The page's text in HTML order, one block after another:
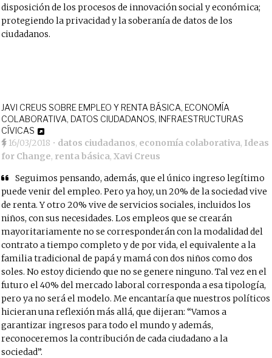
disposición de los procesos de innovación social y económica;
protegiendo la privacidad y la soberanía de datos de los
ciudadanos.
JAVI CREUS SOBRE EMPLEO Y RENTA BÁSICA, ECONOMÍA
COLABORATIVA, DATOS CIUDADANOS, INFRAESTRUCTURAS
CÍVICAS
16/03/2018 • datos ciudadanos, economía colaborativa, Ideas
for Change, renta básica,Xavi Creus
Seguimos pensando, además, que el único ingreso legítimo
puede venir del empleo. Pero ya hoy, un 20% de la sociedad vive
de renta. Y otro 20% vive de servicios sociales, incluidos los
niños, con sus necesidades. Los empleos que se crearán
mayoritariamente no se corresponderán con la modalidad del
contrato a tiempo completo y de por vida, el equivalente a la
familia tradicional de papá y mamá con dos niños como dos
soles. No estoy diciendo que no se genere ninguno. Tal vez en el
futuro el 40% del mercado laboral corresponda a esa tipología,
pero ya no será el modelo. Me encantaría que nuestros políticos
hicieran una reflexión más allá, que dijeran: “Vamos a
garantizar ingresos para todo el mundo y además,
reconoceremos la contribución de cada ciudadano a la
sociedad”.